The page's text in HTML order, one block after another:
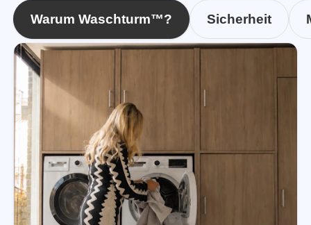
Warum Waschturm™? Sicherheit